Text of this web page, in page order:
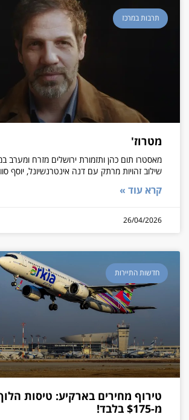
תרבות במרכז
מטרוז'
מאסטרו תום כהן ותזמורת ירושלים מזרח ומערב
שילוב זהויות מרתק עם דנה אינטרנשיונל, יוסף
קרא עוד »
26/04/2026
חדשות התיירות
טירוף מחירים בארקיע: טיסות
מ-$175 בלבד!